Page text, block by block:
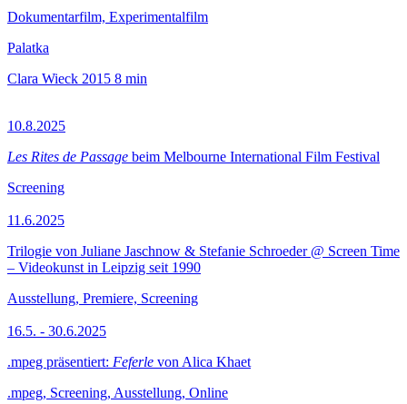
Dokumentarfilm, Experimentalfilm
Palatka
Clara Wieck 2015 8 min
10.8.2025
Les Rites de Passage beim Melbourne International Film Festival
Screening
11.6.2025
Trilogie von Juliane Jaschnow & Stefanie Schroeder @ Screen Time
– Videokunst in Leipzig seit 1990
Ausstellung, Premiere, Screening
16.5. - 30.6.2025
.mpeg präsentiert: Feferle von Alica Khaet
.mpeg, Screening, Ausstellung, Online